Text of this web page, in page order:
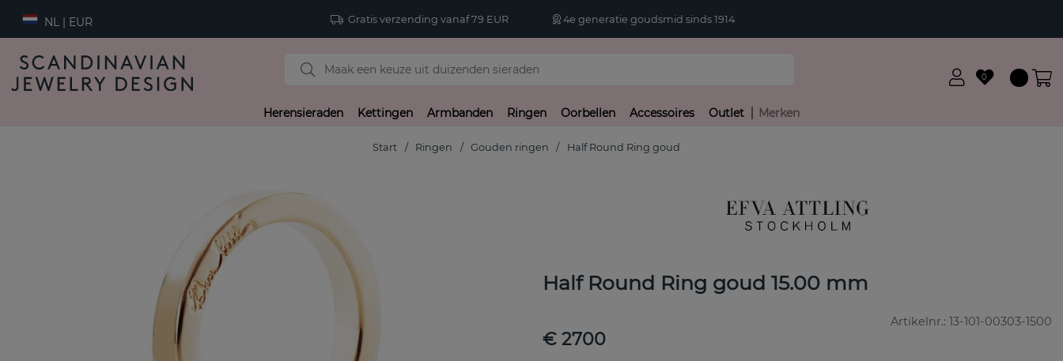
NL | EUR Gratis verzending vanaf 79 EUR 4e generatie goudsmid sinds 1914
0
Herensieraden Kettingen Armbanden Ringen Oorbellen Accessoires Outlet Merken
Start Ringen Gouden ringen Half Round Ring goud
Half Round Ring goud 15.00 mm
Artikelnr.: 13-101-00303-1500
€ 2700